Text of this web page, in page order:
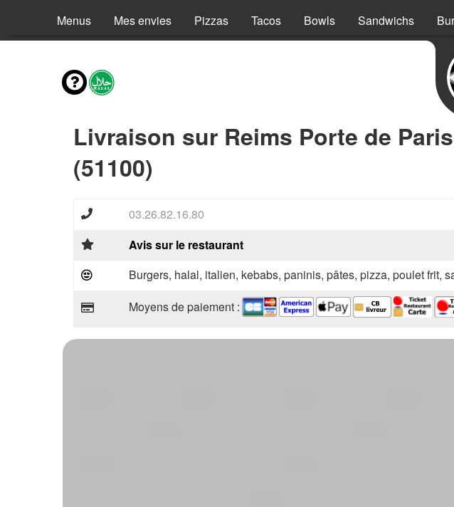
Menus Mes envies Pizzas Tacos Bowls Sandwichs
Livraison sur Reims Porte de Paris
(51100)
03.26.82.16.80
Avis sur le restaurant
Burgers, halal, italien, kebabs, paninis, pâtes, pizza, poulet frit,
Moyens de paiement :